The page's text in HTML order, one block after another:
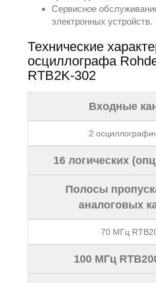
Сервисное
электронных устройств.
Технические
осциллографа
RTB2K-302
Входные
2
16 логических
Полосы
аналоговых
70 МГц
100 МГц